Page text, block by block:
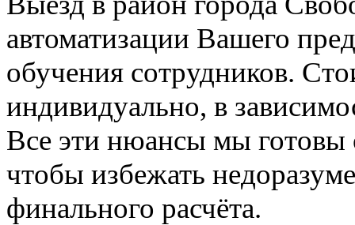
автоматизации Вашего
обучения сотрудников.
индивидуально, в
Все эти нюансы мы готовы
чтобы избежать
финального расчёта.